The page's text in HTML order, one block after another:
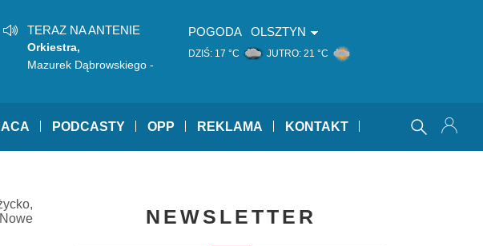
TERAZ NA ANTENIE
Orkiestra,
Repr.Zesp.Art.Woj.Pol.
Mazurek Dąbrowskiego -
POGODA OLSZTYN
DZIŚ: 17 °C JUTRO: 21 °C
PODCASTY OPP REKLAMA KONTAKT
,
Nowe
NEWSLETTER